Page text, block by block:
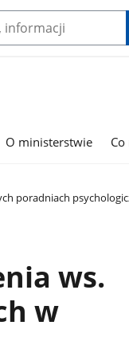
O ministerstwie
poradniach
ws.
w